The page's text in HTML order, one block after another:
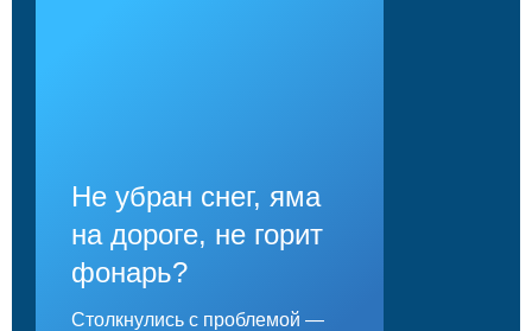
Не убран снег, яма
на дороге, не горит
фонарь?
Столкнулись с проблемой —